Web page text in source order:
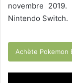
novembre 2019.
Nintendo Switch.
Achète Pokemon